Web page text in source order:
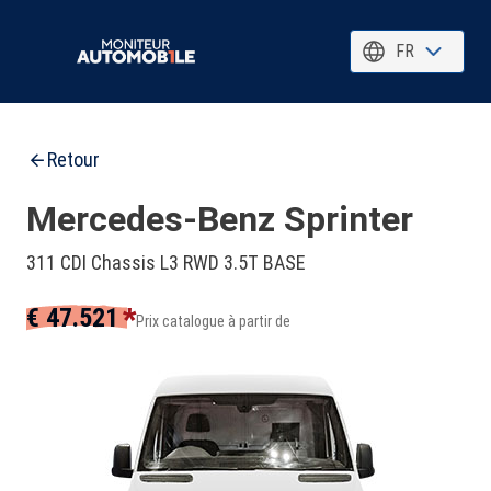
FR
Retour
Mercedes-Benz Sprinter
311 CDI Chassis L3 RWD 3.5T BASE
€ 47.521*Prix catalogue à partir de